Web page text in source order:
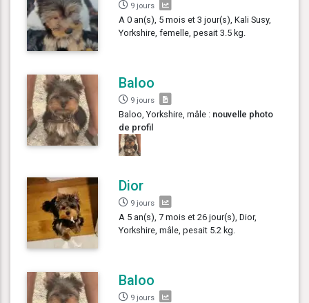
9 jours
A 0 an(s), 5 mois et 3 jour(s), Kali Susy,
Yorkshire, femelle, pesait 3.5 kg.
Baloo
9 jours
Baloo, Yorkshire, mâle : nouvelle photo
de profil
Dior
9 jours
A 5 an(s), 7 mois et 26 jour(s), Dior,
Yorkshire, mâle, pesait 5.2 kg.
Baloo
9 jours